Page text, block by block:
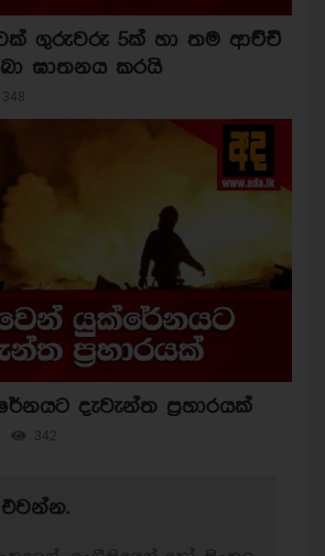
ගුරුවරු 5ක් හා තම ආච්චි
ඝාතනය කරයි
348
දැවැන්ත ප්‍රහාරයක්
342